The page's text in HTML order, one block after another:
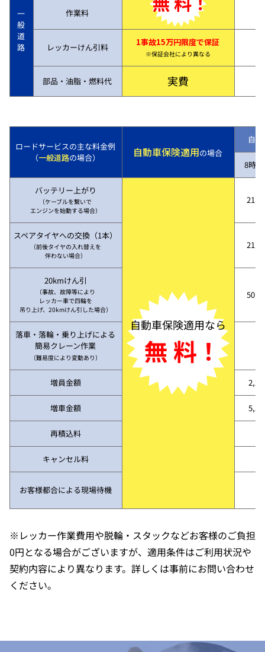
一
般
道
路
作業料
レッカーけん引料 1事故15万円限度で保証
※保証会社により異なる
部品・油脂・燃料代 実費
ロードサービスの主な料金例
（一般道路の場合） 自動車保険適用の場合
自
8時
バッテリー上がり
（ケーブルを繋いで
エンジンを始動する場合）
自動車保険適用なら
無 料！
スペアタイヤへの交換（1本）
（前後タイヤの入れ替えを
伴わない場合）
20kmけん引
（事故、故障等により
レッカー車で四輪を
吊り上げ、20kmけん引した場合）
落車・落輪・乗り上げによる
簡易クレーン作業
（難易度により変動あり）
増員金額
増車金額
再積込料
キャンセル料
お客様都合による現場待機
※レッカー作業費用や脱輪・スタックなどお客様のご負担
0円となる場合がございますが、適用条件はご利用状況や
契約内容により異なります。詳しくは事前にお問い合わせ
ください。